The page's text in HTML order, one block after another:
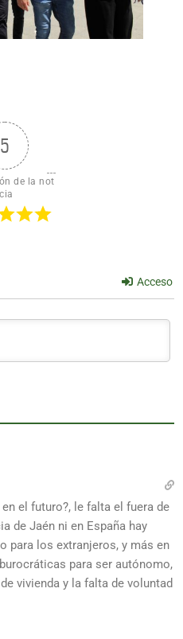
5
de la not
Acceso
el futuro?, le falta el fuera de
de Jaén ni en España hay
para los extranjeros, y más en
para ser autónomo,
vivienda y la falta de voluntad